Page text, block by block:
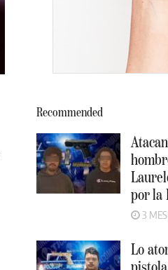
Recommended
por la
3
Lo